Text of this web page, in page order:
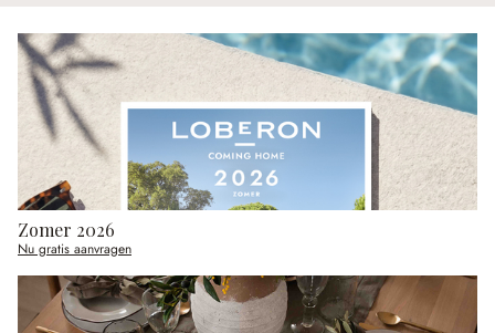
Zomer 2026
Nu gratis aanvragen